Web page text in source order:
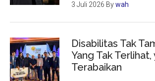
3 Juli 2026 Bywah
Disabilitas Tak
Yang Tak Terlihat,
Terabaikan